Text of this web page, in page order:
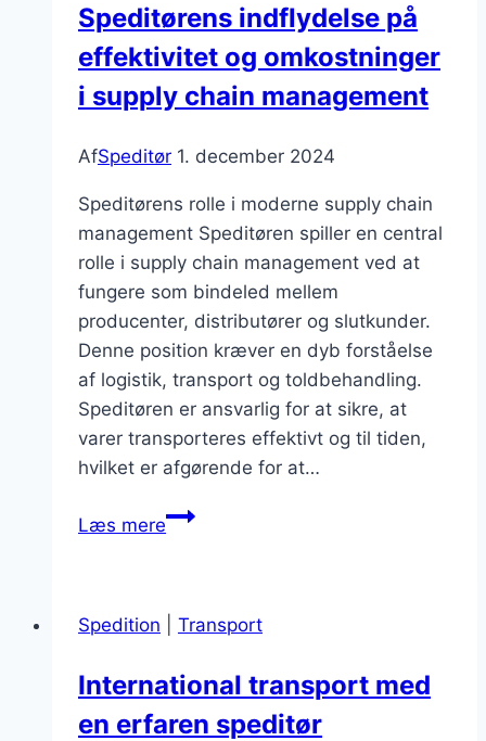
Speditørens indflydelse på
effektivitet og omkostninger
i supply chain management
AfSpeditør 1. december 2024
Speditørens rolle i moderne supply chain
management Speditøren spiller en central
rolle i supply chain management ved at
fungere som bindeled mellem
producenter, distributører og slutkunder.
Denne position kræver en dyb forståelse
af logistik, transport og toldbehandling.
Speditøren er ansvarlig for at sikre, at
varer transporteres effektivt og til tiden,
hvilket er afgørende for at…
Læs mereSpeditørens
og
i
supply
Spedition Transport
International transport med
en erfaren speditør